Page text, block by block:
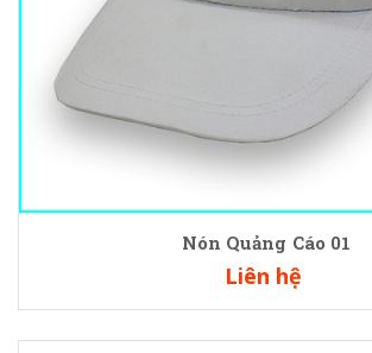
Nón Quảng Cáo 01
Liên hệ